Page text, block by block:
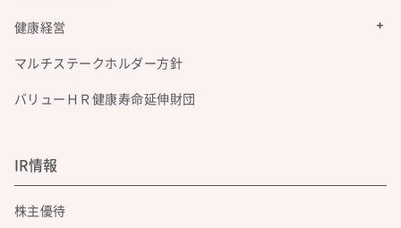
健康経営
マルチステークホルダー方針
バリューＨＲ健康寿命延伸財団
IR情報
株主優待